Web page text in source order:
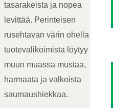
tasarakeista ja nopea
levittää. Perinteisen
rusehtavan värin ohella
tuotevalikoimista löytyy
muun muassa mustaa,
harmaata ja valkoista
saumaushiekkaa.